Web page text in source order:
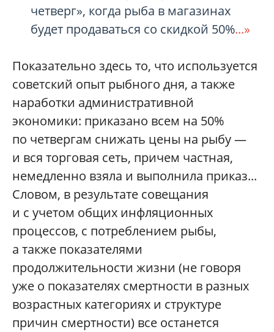
четверг», когда рыба в магазинах
будет продаваться со скидкой 50%...»
Показательно здесь то, что используется
советский опыт рыбного дня, а также
наработки административной
экономики: приказано всем на 50%
по четвергам снижать цены на рыбу —
и вся торговая сеть, причем частная,
немедленно взяла и выполнила приказ...
Словом, в результате совещания
и с учетом общих инфляционных
процессов, с потреблением рыбы,
а также показателями
продолжительности жизни (не говоря
уже о показателях смертности в разных
возрастных категориях и структуре
причин смертности) все останется